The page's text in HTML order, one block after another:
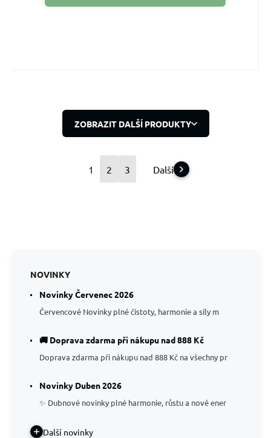
ZOBRAZIT DALŠÍ PRODUKTY
1 2 3 Další
NOVINKY
Novinky Červenec 2026
Červencové Novinky plné čistoty, harmonie a síly m
🚚 Doprava zdarma při nákupu nad 888 Kč
Doprava zdarma při nákupu nad 888 Kč na všechny pr
Novinky Duben 2026
✨ Dubnové novinky plné harmonie, růstu a nové ener
Další novinky